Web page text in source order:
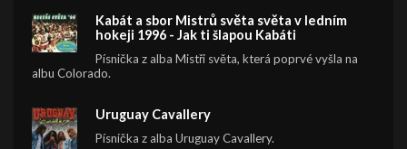
Kabát a sbor Mistrů světa světa v ledním
hokeji 1996 - Jak ti šlapou Kabáti
Písnička z alba Mistři světa, která poprvé vyšla na
albu Colorado.
Uruguay Cavallery
Písnička z alba Uruguay Cavallery.